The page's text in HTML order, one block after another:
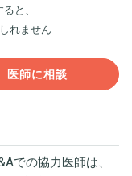
と、
れません
医師に相談
での協力医師は、